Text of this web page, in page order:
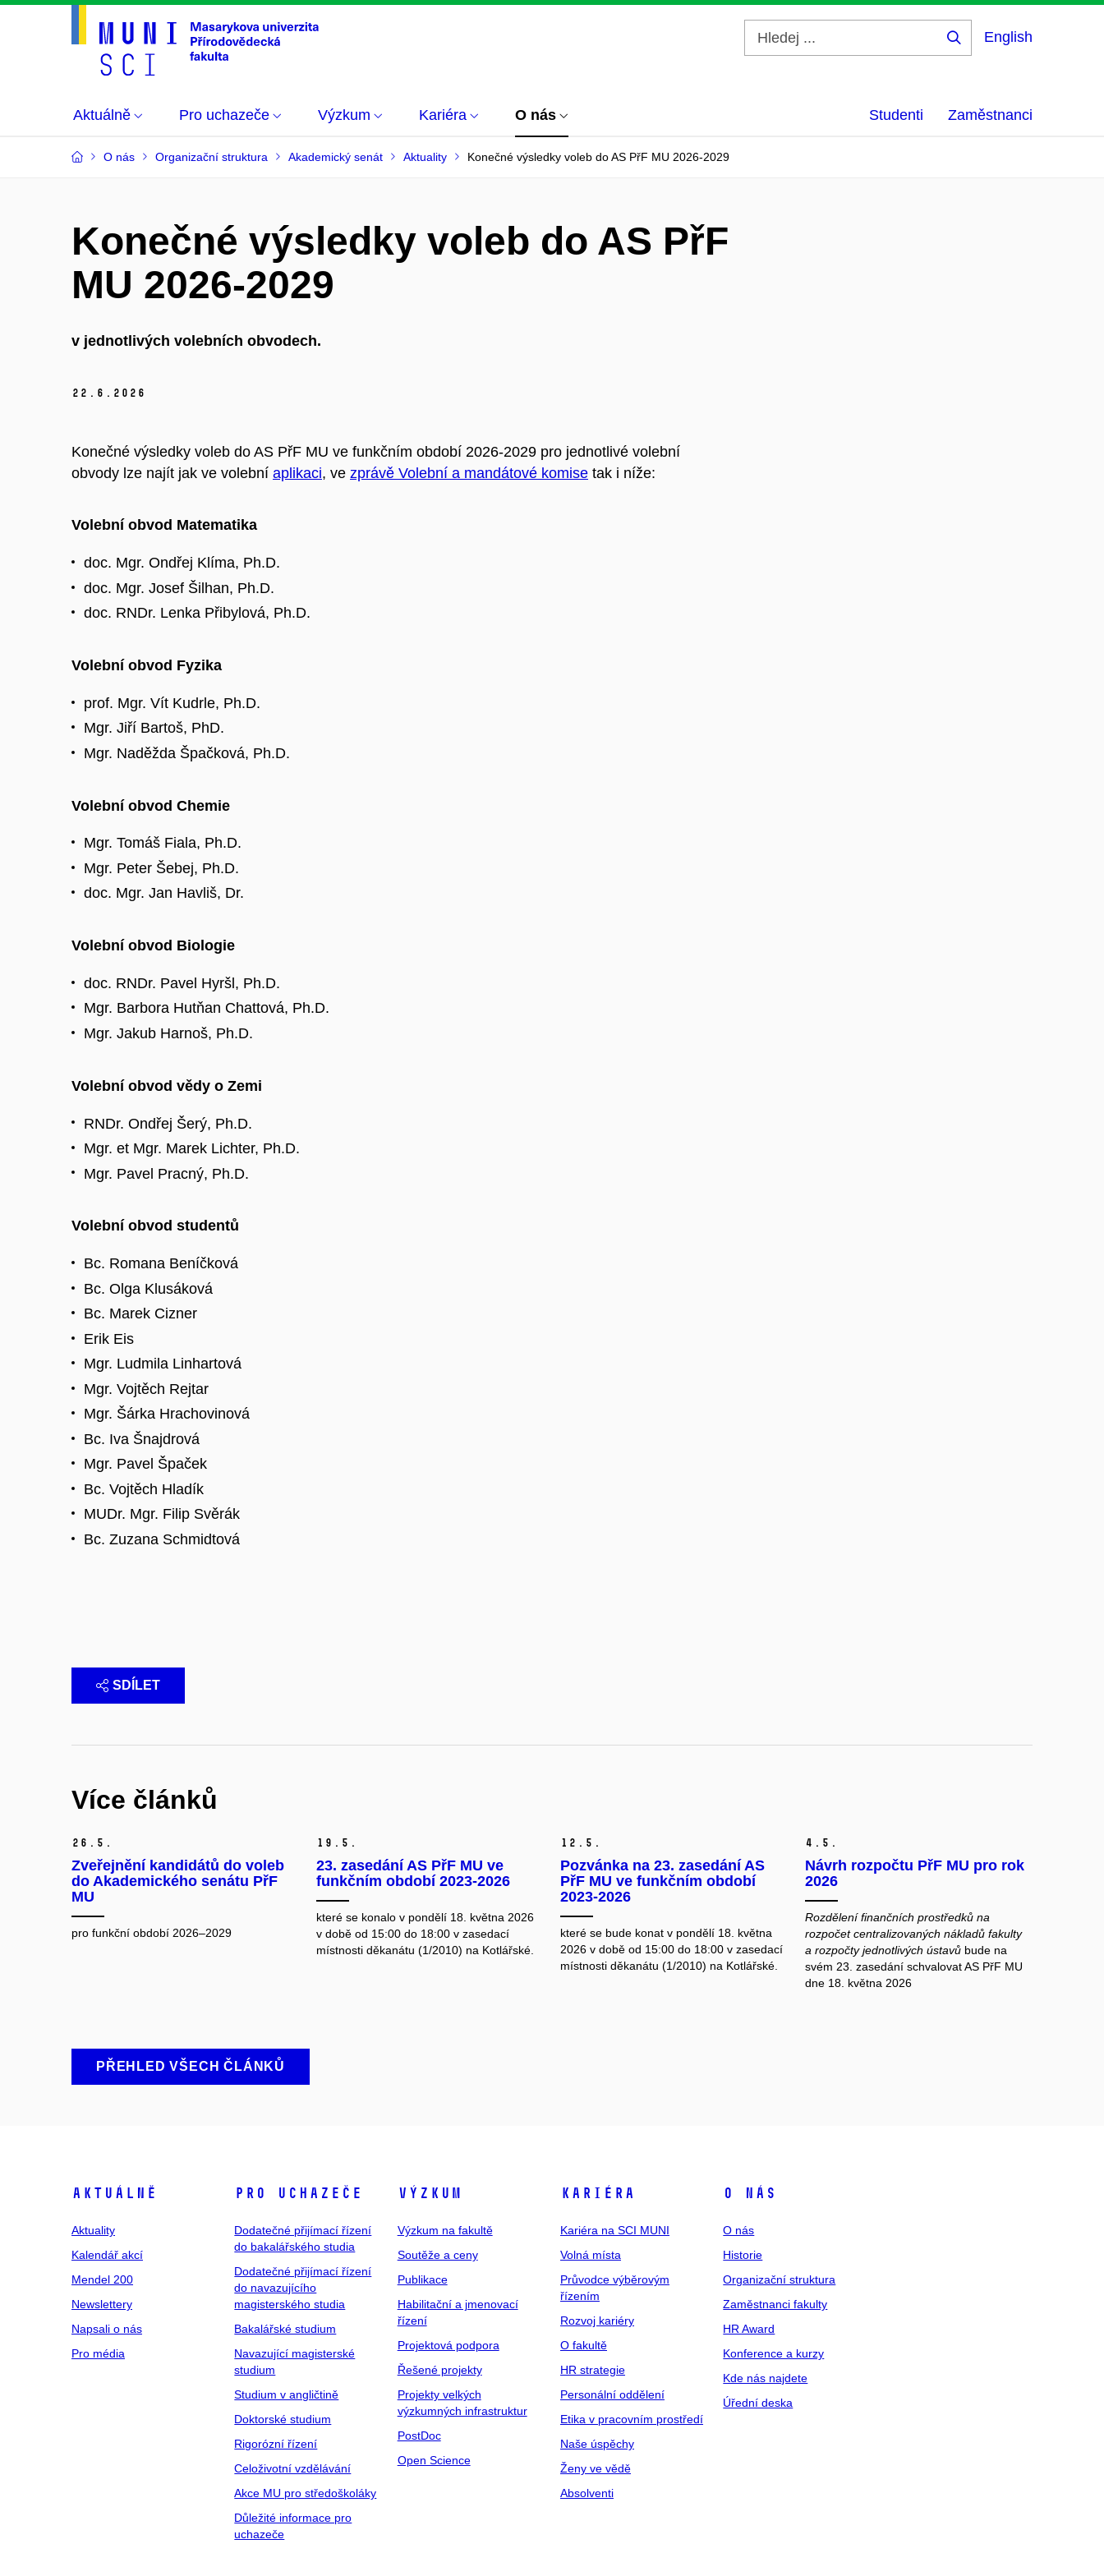
English
Aktuálně Pro uchazeče Výzkum Kariéra O nás Studenti Zaměstnanci
O nás Organizační struktura Akademický senát Aktuality Konečné výsledky voleb do AS PřF MU 2026-2029
Konečné výsledky voleb do AS PřF
MU 2026-2029
v jednotlivých volebních obvodech.
22. 6. 2026
Konečné výsledky voleb do AS PřF MU ve funkčním období 2026-2029 pro jednotlivé volební
obvody lze najít jak ve volební aplikaci, ve zprávě Volební a mandátové komise tak i níže:
Volební obvod Matematika
doc. Mgr. Ondřej Klíma, Ph.D.
doc. Mgr. Josef Šilhan, Ph.D.
doc. RNDr. Lenka Přibylová, Ph.D.
Volební obvod Fyzika
prof. Mgr. Vít Kudrle, Ph.D.
Mgr. Jiří Bartoš, PhD.
Mgr. Naděžda Špačková, Ph.D.
Volební obvod Chemie
Mgr. Tomáš Fiala, Ph.D.
Mgr. Peter Šebej, Ph.D.
doc. Mgr. Jan Havliš, Dr.
Volební obvod Biologie
doc. RNDr. Pavel Hyršl, Ph.D.
Mgr. Barbora Hutňan Chattová, Ph.D.
Mgr. Jakub Harnoš, Ph.D.
Volební obvod vědy o Zemi
RNDr. Ondřej Šerý, Ph.D.
Mgr. et Mgr. Marek Lichter, Ph.D.
Mgr. Pavel Pracný, Ph.D.
Volební obvod studentů
Bc. Romana Beníčková
Bc. Olga Klusáková
Bc. Marek Cizner
Erik Eis
Mgr. Ludmila Linhartová
Mgr. Vojtěch Rejtar
Mgr. Šárka Hrachovinová
Bc. Iva Šnajdrová
Mgr. Pavel Špaček
Bc. Vojtěch Hladík
MUDr. Mgr. Filip Svěrák
Bc. Zuzana Schmidtová
SDÍLET
Více článků
26. 5.
Zveřejnění kandidátů do voleb
do Akademického senátu PřF
MU
pro funkční období 2026–2029
19. 5.
23. zasedání AS PřF MU ve
funkčním období 2023-2026
které se konalo v pondělí 18. května 2026
v době od 15:00 do 18:00 v zasedací
místnosti děkanátu (1/2010) na Kotlářské.
12. 5.
Pozvánka na 23. zasedání AS
PřF MU ve funkčním období
2023-2026
které se bude konat v pondělí 18. května
2026 v době od 15:00 do 18:00 v zasedací
místnosti děkanátu (1/2010) na Kotlářské.
4. 5.
Návrh rozpočtu PřF MU pro rok
2026
Rozdělení finančních prostředků na
rozpočet centralizovaných nákladů fakulty
a rozpočty jednotlivých ústavůbude na
svém 23. zasedání schvalovat AS PřF MU
dne 18. května 2026
PŘEHLED VŠECH ČLÁNKŮ
Aktuálně
Aktuality
Kalendář akcí
Mendel 200
Newslettery
Napsali o nás
Pro média
Pro uchazeče
Dodatečné přijímací řízení
do bakalářského studia
Dodatečné přijímací řízení
do navazujícího
magisterského studia
Bakalářské studium
Navazující magisterské
studium
Studium v angličtině
Doktorské studium
Rigorózní řízení
Celoživotní vzdělávání
Akce MU pro středoškoláky
Důležité informace pro
uchazeče
Výzkum
Výzkum na fakultě
Soutěže a ceny
Publikace
Habilitační a jmenovací
řízení
Projektová podpora
Řešené projekty
Projekty velkých
výzkumných infrastruktur
PostDoc
Open Science
Kariéra
Kariéra na SCI MUNI
Volná místa
Průvodce výběrovým
řízením
Rozvoj kariéry
O fakultě
HR strategie
Personální oddělení
Etika v pracovním prostředí
Naše úspěchy
Ženy ve vědě
Absolventi
O nás
O nás
Historie
Organizační struktura
Zaměstnanci fakulty
HR Award
Konference a kurzy
Kde nás najdete
Úřední deska